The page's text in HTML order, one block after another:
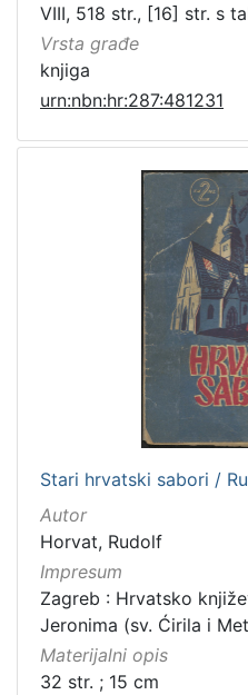
VIII, 518 str., [16] str. s
Vrsta građe
knjiga
urn:nbn:hr:287:481231
Stari hrvatski sabori /
Autor
Horvat, Rudolf
Impresum
Zagreb : Hrvatsko
Jeronima (sv. Ćirila i
Materijalni opis
32 str. ; 15 cm